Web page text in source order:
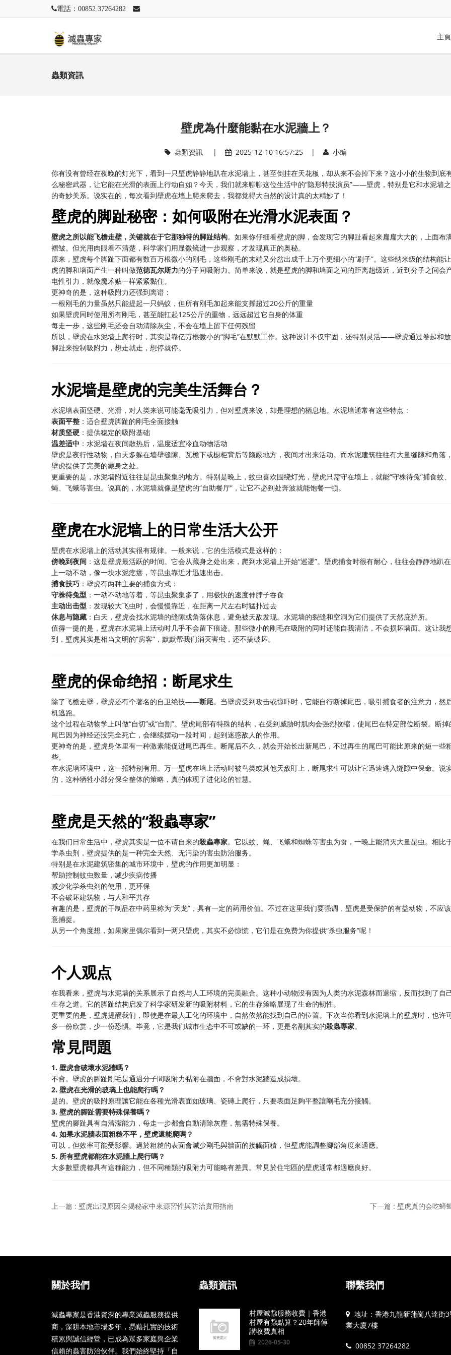
電話：00852 37264282
主頁
蟲類資訊
壁虎為什麼能黏在水泥牆上？
蟲類資訊 | 2025-12-10 16:57:25 | 小编
你有没有曾经在夜晚的灯光下，看到一只壁虎静静地趴在水泥墙上，甚至倒挂在天花板，却从来不会掉下来？这小小的生物到底
么秘密武器，让它能在光滑的表面上行动自如？今天，我们就来聊聊这位生活中的“隐形特技演员”——壁虎，特别是它和水泥墙
的奇妙关系。说实在的，每次看到壁虎在墙上爬来爬去，我都觉得大自然的设计真的太精妙了！
壁虎的脚趾秘密：如何吸附在光滑水泥表面？
壁虎之所以能飞檐走壁，关键就在于它那独特的脚趾结构。如果你仔细看壁虎的脚，会发现它的脚趾看起来扁扁大大的，上面布
褶皱。但光用肉眼看不清楚，科学家们用显微镜进一步观察，才发现真正的奥秘。
原来，壁虎每个脚趾下面都有数百万根微小的刚毛，这些刚毛的末端又分岔出成千上万个更细小的“刷子”。这些纳米级的结构能
虎的脚和墙面产生一种叫做范德瓦尔斯力的分子间吸附力。简单来说，就是壁虎的脚和墙面之间的距离超级近，近到分子之间会
电性引力，就像魔术贴一样紧紧黏住。
更神奇的是，这种吸附力还强到离谱：
一根刚毛的力量虽然只能提起一只蚂蚁，但所有刚毛加起来能支撑超过20公斤的重量
如果壁虎同时使用所有刚毛，甚至能扛起125公斤的重物，远远超过它自身的体重
每走一步，这些刚毛还会自动清除灰尘，不会在墙上留下任何残留
所以，壁虎在水泥墙上爬行时，其实是靠亿万根微小的“脚毛”在默默工作。这种设计不仅牢固，还特别灵活——壁虎通过卷起和
脚趾来控制吸附力，想走就走，想停就停。
水泥墙是壁虎的完美生活舞台？
水泥墙表面坚硬、光滑，对人类来说可能毫无吸引力，但对壁虎来说，却是理想的栖息地。水泥墙通常有这些特点：
表面平整 ：适合壁虎脚趾的刚毛全面接触
材质坚硬 ：提供稳定的吸附基础
温差适中 ：水泥墙在夜间散热后，温度适宜冷血动物活动
壁虎是夜行性动物，白天多躲在墙壁缝隙、瓦檐下或橱柜背后等隐蔽地方，夜间才出来活动。而水泥建筑往往有大量缝隙和角落
壁虎提供了完美的藏身之处。
更重要的是，水泥墙附近往往是昆虫聚集的地方。特别是晚上，蚊虫喜欢围绕灯光，壁虎只需守在墙上，就能“守株待兔”捕食蚊、
蝇、飞蛾等害虫。说真的，水泥墙就像是壁虎的“自助餐厅”，让它不必到处奔波就能饱餐一顿。
壁虎在水泥墙上的日常生活大公开
壁虎在水泥墙上的活动其实很有规律。一般来说，它的生活模式是这样的：
傍晚到夜间 ：这是壁虎最活跃的时间。它会从藏身之处出来，爬到水泥墙上开始“巡逻”。壁虎捕食时很有耐心，往往会静静地趴
上一动不动，像一块水泥疙瘩，等昆虫靠近才迅速出击。
捕食技巧 ：壁虎有两种主要的捕食方式：
守株待兔型 ：一动不动地等着，等昆虫聚集多了，用极快的速度伸脖子吞食
主动出击型 ：发现较大飞虫时，会慢慢靠近，在距离一尺左右时猛扑过去
休息与隐藏 ：白天，壁虎会找水泥墙的缝隙或角落休息，避免被天敌发现。水泥墙的裂缝和空洞为它们提供了天然庇护所。
值得一提的是，壁虎在水泥墙上活动时几乎不会留下痕迹。那些微小的刚毛在吸附的同时还能自我清洁，不会损坏墙面。这让我
到，壁虎其实是相当文明的“房客”，默默帮我们消灭害虫，还不搞破坏。
壁虎的保命绝招：断尾求生
除了飞檐走壁，壁虎还有个著名的自卫绝技——断尾。当壁虎受到攻击或惊吓时，它能自行断掉尾巴，吸引捕食者的注意力，然
机逃跑。
这个过程在动物学上叫做“自切”或“自割”。壁虎尾部有特殊的结构，在受到威胁时肌肉会强烈收缩，使尾巴在特定部位断裂。断掉
尾巴因为神经还没完全死亡，会继续摆动一段时间，起到迷惑敌人的作用。
更神奇的是，壁虎身体里有一种激素能促进尾巴再生。断尾后不久，就会开始长出新尾巴，不过再生的尾巴可能比原来的短一些
些。
在水泥墙环境中，这一招特别有用。万一壁虎在墙上活动时被鸟类或其他天敌盯上，断尾求生可以让它迅速逃入缝隙中保命。说
的，这种牺牲小部分保全整体的策略，真的体现了进化论的智慧。
壁虎是天然的“殺蟲專家”
在我们日常生活中，壁虎其实是一位不请自来的殺蟲專家。它以蚊、蝇、飞蛾和蜘蛛等害虫为食，一晚上能消灭大量昆虫。相比
学杀虫剂，壁虎提供的是一种完全天然、无污染的害虫防治服务。
特别是在水泥建筑密集的城市环境中，壁虎的作用更加明显：
帮助控制蚊虫数量，减少疾病传播
减少化学杀虫剂的使用，更环保
不会破坏建筑物，与人和平共存
有趣的是，壁虎的干制品在中药里称为“天龙”，具有一定的药用价值。不过在这里我们要强调，壁虎是受保护的有益动物，不应
意捕捉。
从另一个角度想，如果家里偶尔看到一两只壁虎，其实不必惊慌，它们是在免费为你提供“杀虫服务”呢！
个人观点
在我看来，壁虎与水泥墙的关系展示了自然与人工环境的完美融合。这种小动物没有因为人类的水泥森林而退缩，反而找到了自
生存之道。它的脚趾结构启发了科学家研发新的吸附材料，它的生存策略展现了生命的韧性。
更重要的是，壁虎提醒我们，即使是在最人工化的环境中，自然依然能找到自己的位置。下次当你看到水泥墙上的壁虎时，也许
多一份欣赏，少一份恐惧。毕竟，它是我们城市生态中不可或缺的一环，更是名副其实的殺蟲專家。
常見問題
1. 壁虎會破壞水泥牆嗎？
不會。壁虎的腳趾剛毛是通過分子間吸附力黏附在牆面，不會對水泥牆造成損壞。
2. 壁虎在光滑的玻璃上也能爬行嗎？
是的。壁虎的吸附原理讓它能在各種光滑表面如玻璃、瓷磚上爬行，只要表面足夠平整讓剛毛充分接觸。
3. 壁虎的腳趾需要特殊保養嗎？
壁虎的腳趾具有自清潔能力，每走一步都會自動清除灰塵，無需特殊保養。
4. 如果水泥牆表面粗糙不平，壁虎還能爬嗎？
可以，但效率可能受影響。過於粗糙的表面會減少剛毛與牆面的接觸面積，但壁虎能調整腳部角度來適應。
5. 所有壁虎都能在水泥牆上爬行嗎？
大多數壁虎都具有這種能力，但不同種類的吸附力可能略有差異。常見於住宅區的壁虎通常都適應良好。
上一篇 : 壁虎出現原因全揭秘家中來源習性與防治實用指南 下一篇 : 壁虎真的会吃蟑
關於我們
滅蟲專家是香港資深的專業滅蟲服務提供
商，深耕本地市場多年，憑藉扎實的技術
積累與誠信經營，已成為眾多家庭與企業
信賴的蟲害防治伙伴。我們始終堅持「自
蟲類資訊
村屋滅蝨服務收費｜香港
村屋有蝨點算？20年師傅
講收費真相
2026-05-30
聯繫我們
地址：香港九龍新蒲崗八達街
業大廈7樓
00852 37264282